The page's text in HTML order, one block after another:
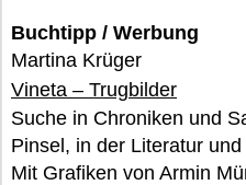
Buchtipp / Werbung
Martina Krüger
Vineta – Trugbilder
Suche in Chroniken und
Pinsel, in der Literatur
Mit Grafiken von Armin